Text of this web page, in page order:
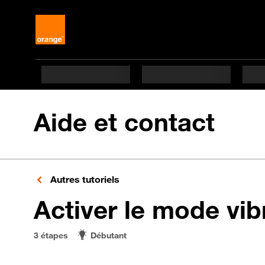
Aide et contact
Autres tutoriels
Activer le mode
3 étapes Débutant